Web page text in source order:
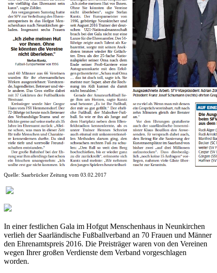
Quelle: Saarbrücker Zeitung vom 03.02.2017
In einer festlichen Gala im Hofgut Menschenhaus in Neunkirchen
verlieh der Saarländische Fußballverband an 70 Frauen und Männer
den Ehrenamtspreis 2016. Die Preisträger waren von den Vereinen
wegen Ihrer großen Verdienste dem Verband vorgeschlagen
worden.